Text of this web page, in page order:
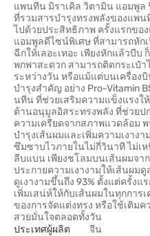
แพนทีน มิราเคิล วิตามิน แอมพู
ที่รวมสารบำรุงทรงพลังของแพ
ไปด้วยประสิทธิภาพ ครั้งแรกขอ
แอมพูลดีไซน์พิเศษ ที่สามารถหัก
ฉีกให้เลอะเทอะ เพียงหักแล้วบี
พกพาสะดวก สามารถติดกระเป๋า
ระหว่างวัน หรือแม้แต่บนเครื่อง
บำรุงสำคัญ อย่าง Pro-Vitamin
นทีน ที่ช่วยเสริมความแข็งแรงใ
ต้านอนุมูลอิสระทรงพลัง ที่ช่วยป
ความเครียดจากสภาพแวดล้อม
บำรุงเส้นผมและเพิ่มความเงาง
ซึมซาบไวภายในไม่กี่วินาที ไม่เ
ลีบแบน เพียงชโลมบนเส้นผมจา
ประกายความเงางามให้เส้นผ
ดูเงางามขึ้นถึง 93% ตั้งแต่ครั้ง
เพิ่มเสน่ห์ให้กับเส้นผมในทุกกา
ของการจัดแต่งทรง หรือใช้เติมค
สวยมั่นใจตลอดทั้งวัน
ประเทศผู้ผลิต
จีน